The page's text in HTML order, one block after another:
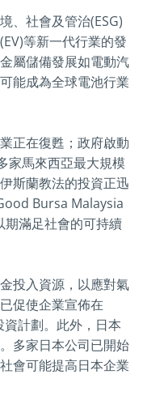
、社會及管治(ESG)
等新一代行業的發
屬儲備發展如電動汽
能成為全球電池行業
正在復甦；政府啟動
家馬來西亞最大規模
斯蘭教法的投資正迅
Bursa Malaysia
滿足社會的可持續
投入資源，以應對氣
促使企業宣佈在
計劃。此外，日本
多家日本公司已開始
會可能提高日本企業